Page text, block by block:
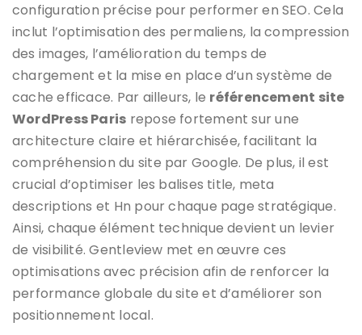
configuration précise pour performer en SEO. Cela
inclut l’optimisation des permaliens, la compression
des images, l’amélioration du temps de
chargement et la mise en place d’un système de
cache efficace. Par ailleurs, le référencement site
WordPress Paris repose fortement sur une
architecture claire et hiérarchisée, facilitant la
compréhension du site par Google. De plus, il est
crucial d’optimiser les balises title, meta
descriptions et Hn pour chaque page stratégique.
Ainsi, chaque élément technique devient un levier
de visibilité. Gentleview met en œuvre ces
optimisations avec précision afin de renforcer la
performance globale du site et d’améliorer son
positionnement local.